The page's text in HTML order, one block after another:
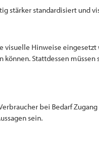
stärker standardisiert und
Hinweise
Stattdessen
bei Bedarf
sein.